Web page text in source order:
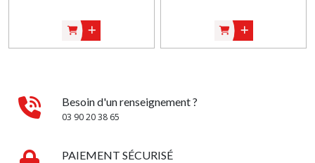
Besoin d'un renseignement ?
03 90 20 38 65
PAIEMENT SÉCURISÉ